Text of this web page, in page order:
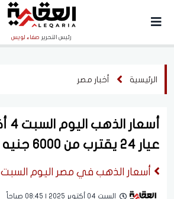
رئيس التحرير صفاء لويس
الرئيسية أخبار مصر
عيار 24 يقترب من 6000 جنيه
أسعار الذهب في مصر اليوم السبت 4 أكتوبر 2025
السبت 04 أكتوبر 2025 | 08:45 صباحاً